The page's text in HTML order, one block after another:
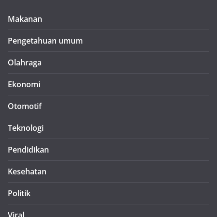
Makanan
Pengetahuan umum
Olahraga
Ekonomi
Otomotif
Teknologi
Pendidikan
Kesehatan
Politik